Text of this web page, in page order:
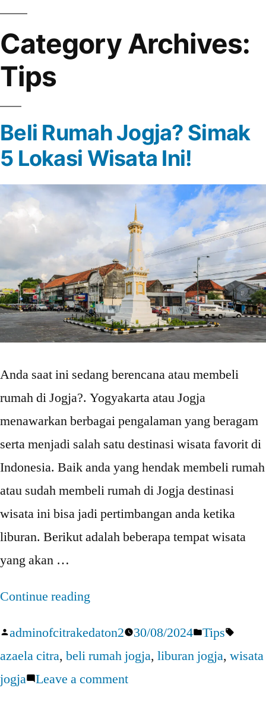
Category Archives:
Tips
Beli Rumah Jogja? Simak
5 Lokasi Wisata Ini!
Anda saat ini sedang berencana atau membeli
rumah di Jogja?. Yogyakarta atau Jogja
menawarkan berbagai pengalaman yang beragam
serta menjadi salah satu destinasi wisata favorit di
Indonesia. Baik anda yang hendak membeli rumah
atau sudah membeli rumah di Jogja destinasi
wisata ini bisa jadi pertimbangan anda ketika
liburan. Berikut adalah beberapa tempat wisata
yang akan …
Continue reading
Jogja?
Simak
5
Posted
by
adminofcitrakedaton2 30/08/2024 Posted
in
Tips
azaela citra, beli rumah jogja, liburan jogja, wisata
jogja Leave a commenton